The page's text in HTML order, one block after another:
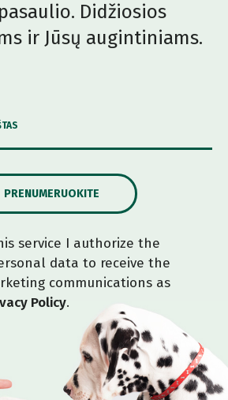
Didžiosios
ir Jūsų augintiniams.
PRENUMERUOKITE
service I authorize the
data to receive the
communications as
Policy.